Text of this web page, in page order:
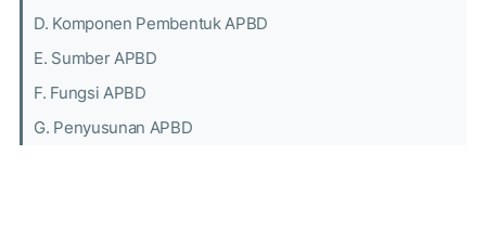
D. Komponen Pembentuk APBD
E. Sumber APBD
F. Fungsi APBD
G. Penyusunan APBD